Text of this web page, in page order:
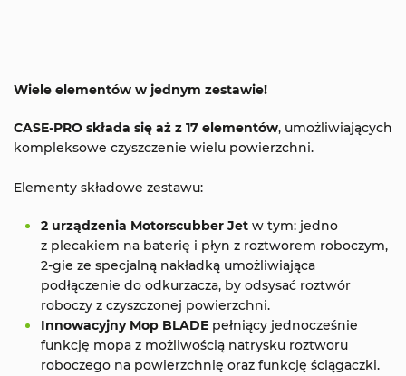
Wiele elementów w jednym zestawie!
CASE-PRO składa się aż z 17 elementów, umożliwiających
kompleksowe czyszczenie wielu powierzchni.
Elementy składowe zestawu:
2 urządzenia Motorscubber Jet w tym: jedno
z plecakiem na baterię i płyn z roztworem roboczym,
2-gie ze specjalną nakładką umożliwiająca
podłączenie do odkurzacza, by odsysać roztwór
roboczy z czyszczonej powierzchni.
Innowacyjny Mop BLADE pełniący jednocześnie
funkcję mopa z możliwością natrysku roztworu
roboczego na powierzchnię oraz funkcję ściągaczki.